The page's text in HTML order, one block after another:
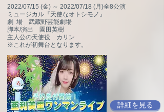
2022/07/15 (金) ～ 2022/07/18 (月)全8公演
ミュージカル『天使なオトシモノ』
劇 場 武蔵野芸能劇場
脚本/演出 園田英樹
主人公の天使役 カリン
※これが初舞台となります。
詳細を見る